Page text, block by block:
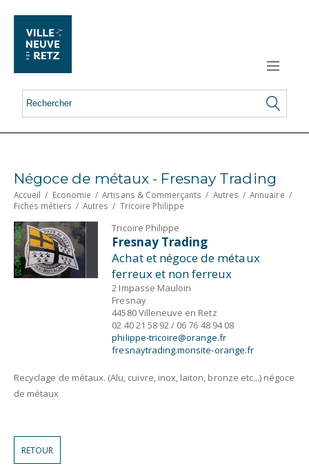
Négoce de métaux - Fresnay Trading
Accueil / Economie /Artisans & Commerçants / Autres /Annuaire /
Fiches métiers / Autres / Tricoire Philippe
Tricoire Philippe
Fresnay Trading
Achat et négoce de métaux
ferreux et non ferreux
2 Impasse Mauloin
Fresnay
44580 Villeneuve en Retz
02 40 21 58 92 / 06 76 48 94 08
philippe-tricoire@orange.fr
fresnaytrading.monsite-orange.fr
Recyclage de métaux. (Alu, cuivre, inox, laiton, bronze etc...) négoce
de métaux
RETOUR